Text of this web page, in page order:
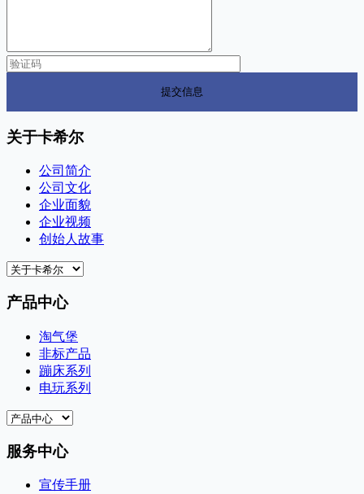
关于卡希尔
公司简介
公司文化
企业面貌
企业视频
创始人故事
产品中心
淘气堡
非标产品
蹦床系列
电玩系列
服务中心
宣传手册